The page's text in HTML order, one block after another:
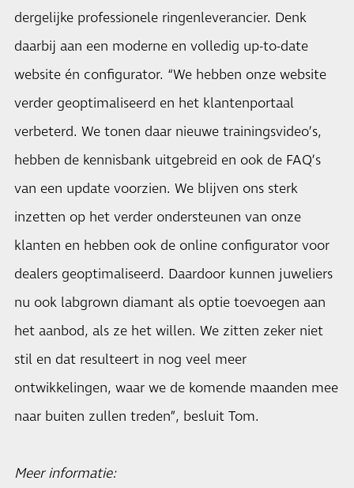
dergelijke professionele ringenleverancier. Denk
daarbij aan een moderne en volledig up-to-date
website én configurator. “We hebben onze website
verder geoptimaliseerd en het klantenportaal
verbeterd. We tonen daar nieuwe trainingsvideo’s,
hebben de kennisbank uitgebreid en ook de FAQ’s
van een update voorzien. We blijven ons sterk
inzetten op het verder ondersteunen van onze
klanten en hebben ook de online configurator voor
dealers geoptimaliseerd. Daardoor kunnen juweliers
nu ook labgrown diamant als optie toevoegen aan
het aanbod, als ze het willen. We zitten zeker niet
stil en dat resulteert in nog veel meer
ontwikkelingen, waar we de komende maanden mee
naar buiten zullen treden”, besluit Tom.
Meer informatie: